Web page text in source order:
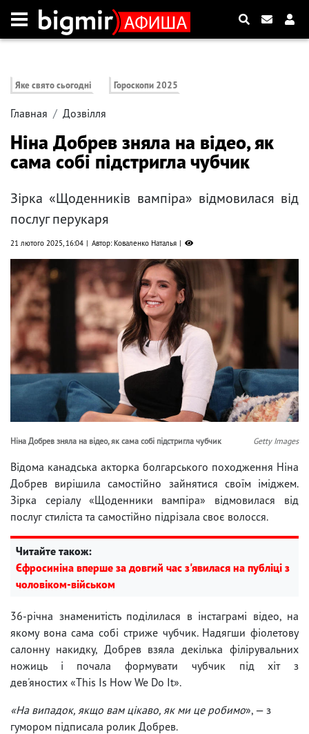
Яке свято сьогодні Гороскопи 2025
Главная Дозвілля
Ніна Добрев зняла на відео, як
сама собі підстригла чубчик
Зірка «Щоденників вампіра» відмовилася від
послуг перукаря
21 лютого 2025, 16:04 Автор: Коваленко Наталья
Ніна Добрев зняла на відео, як сама собі підстригла чубчик Getty Images
Відома канадська акторка болгарського походження Ніна
Добрев вирішила самостійно зайнятися своїм іміджем.
Зірка серіалу «Щоденники вампіра» відмовилася від
послуг стиліста та самостійно підрізала своє волосся.
Читайте також:
Єфросиніна вперше за довгий час з'явилася на публіці з
чоловіком-військом
36-річна знаменитість поділилася в інстаграмі відео, на
якому вона сама собі стриже чубчик. Надягши фіолетову
салонну накидку, Добрев взяла декілька філірувальних
ножиць і почала формувати чубчик під хіт з
дев'яностих «This Is How We Do It».
«На випадок, якщо вам цікаво, як ми це робимо», — з
гумором підписала ролик Добрев.